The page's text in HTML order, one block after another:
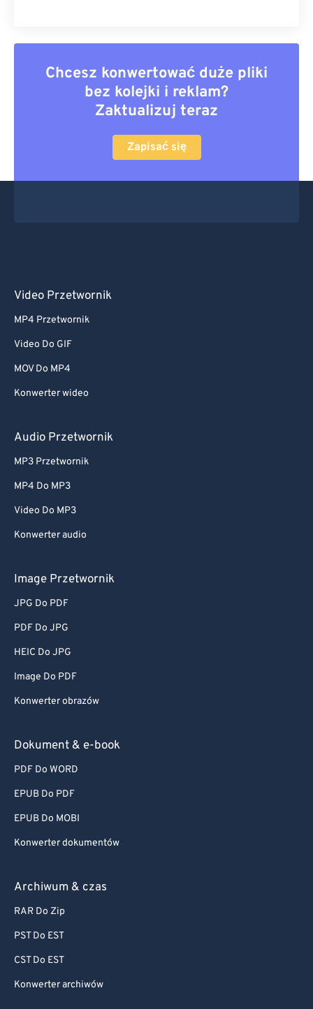
Chcesz konwertować duże pliki
bez kolejki i reklam?
Zaktualizuj teraz
Zapisać się
Video Przetwornik
MP4 Przetwornik
Video Do GIF
MOV Do MP4
Konwerter wideo
Audio Przetwornik
MP3 Przetwornik
MP4 Do MP3
Video Do MP3
Konwerter audio
Image Przetwornik
JPG Do PDF
PDF Do JPG
HEIC Do JPG
Image Do PDF
Konwerter obrazów
Dokument & e-book
PDF Do WORD
EPUB Do PDF
EPUB Do MOBI
Konwerter dokumentów
Archiwum & czas
RAR Do Zip
PST Do EST
CST Do EST
Konwerter archiwów